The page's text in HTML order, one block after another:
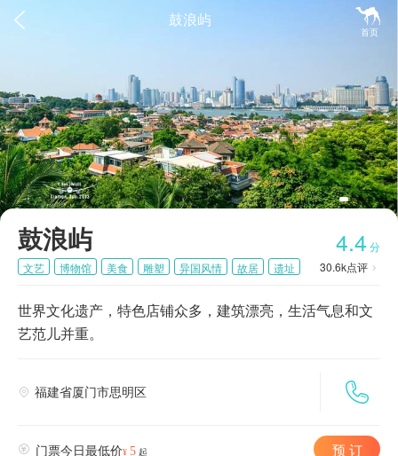
 
首页
鼓浪屿
鼓浪屿 4.4 分
30.6k点评 
文艺 博物馆 美食 雕塑 异国风情 故居
遗址
世界文化遗产，特色店铺众多，建筑漂亮，生活气息和文
艺范儿并重。

 福建省厦门市思明区
 门票今日最低价¥ 5 起 预 订